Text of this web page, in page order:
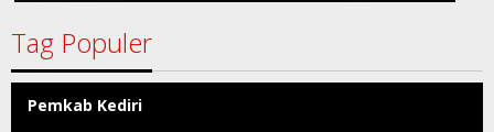
Tag Populer
Pemkab Kediri